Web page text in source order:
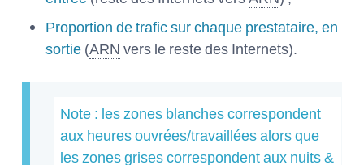
Proportion de trafic sur chaque prestataire, en
sortie(ARN vers le reste des Internets).
Note : les zones blanches correspondent
aux heures ouvrées/travaillées alors que
les zones grises correspondent aux nuits &